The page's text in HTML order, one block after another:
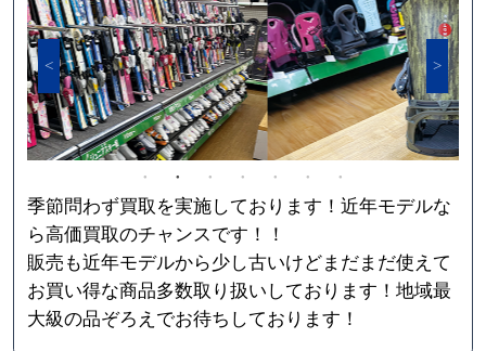
季節問わず買取を実施しております！近年モデルな
ら高価買取のチャンスです！！
販売も近年モデルから少し古いけどまだまだ使えて
お買い得な商品多数取り扱いしております！地域最
大級の品ぞろえでお待ちしております！